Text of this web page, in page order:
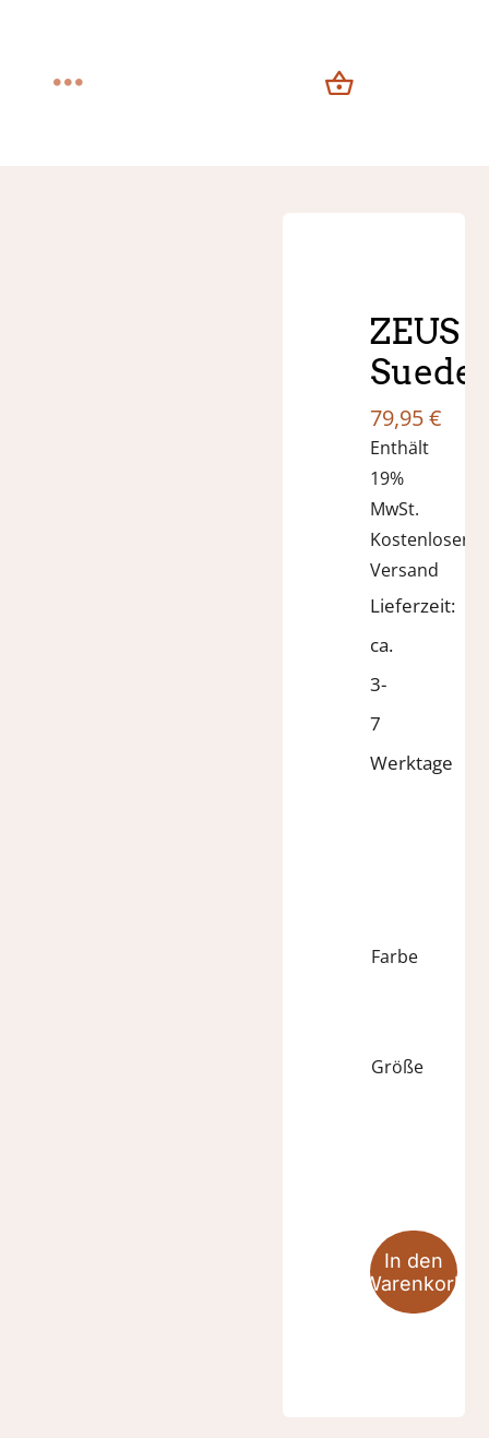
ZEUS
Suede
79,95€
Enthält
19%
MwSt.
Kostenloser
Versand
Lieferzeit:
ca.
3-
7
Werktage
Farbe
Größe
Menge
In den
Warenkorb